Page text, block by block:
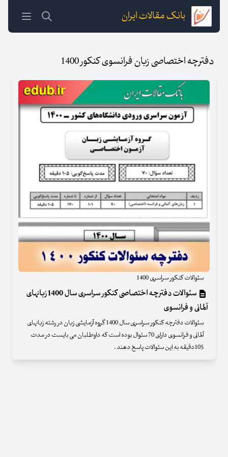
بانک مقالات ایران
دفترچه اختصاصی زبان فرانسوی کنکور 1400
سئوالات کنکور سراسری 1400
سئوالات دفترچه اختصاصی کنکور سراسری سال 1400 زبانهای
آلمانی و فرانسوی
سئوالات دفترچه کنکور سراسری سال 1400 گروه آزمایشی زبان در رشته زبانهای
آلمانی و فرانسوی دارای 70 سئوال بوده است که داوطلبان می بایست در مدت
105دقیقه به این سئوالات پاسخ دهند .